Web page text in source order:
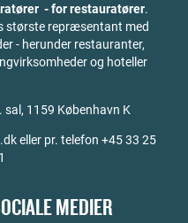
- for restauratører.
største repræsentant med
- herunder restauranter,
og hoteller
sal, 1159 København K
eller pr. telefon +45 33 25
MEDIER